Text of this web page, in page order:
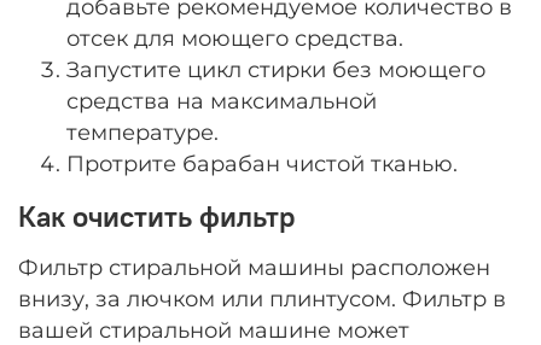
добавьте рекомендуемое количество в
отсек для моющего средства.
Запустите цикл стирки без моющего
средства на максимальной
температуре.
Протрите барабан чистой тканью.
Как очистить фильтр
Фильтр стиральной машины расположен
внизу, за лючком или плинтусом. Фильтр в
вашей стиральной машине может